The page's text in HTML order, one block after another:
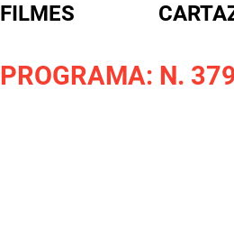
FILMES
PROGRAMA: N.
FORMULÁRIO